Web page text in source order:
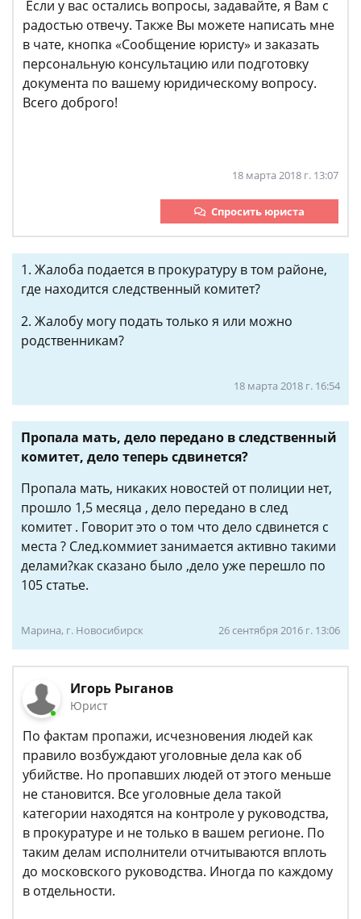
Если у вас остались вопросы, задавайте, я Вам с
радостью отвечу. Также Вы можете написать мне
в чате, кнопка «Сообщение юристу» и заказать
персональную консультацию или подготовку
документа по вашему юридическому вопросу.
Всего доброго!
18 марта 2018 г. 13:07
Спросить юриста
1. Жалоба подается в прокуратуру в том районе,
где находится следственный комитет?
2. Жалобу могу подать только я или можно
родственникам?
18 марта 2018 г. 16:54
Пропала мать, дело передано в следственный
комитет, дело теперь сдвинется?
Пропала мать, никаких новостей от полиции нет,
прошло 1,5 месяца , дело передано в след
комитет . Говорит это о том что дело сдвинется с
места ? След.коммиет занимается активно такими
делами?как сказано было ,дело уже перешло по
105 статье.
Марина, г. Новосибирск 26 сентября 2016 г. 13:06
Игорь Рыганов
Юрист
По фактам пропажи, исчезновения людей как
правило возбуждают уголовные дела как об
убийстве. Но пропавших людей от этого меньше
не становится. Все уголовные дела такой
категории находятся на контроле у руководства,
в прокуратуре и не только в вашем регионе. По
таким делам исполнители отчитываются вплоть
до московского руководства. Иногда по каждому
в отдельности.